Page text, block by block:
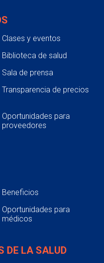
Clases y eventos
Biblioteca de salud
Sala de prensa
Transparencia de precios
Oportunidades para
proveedores
Beneficios
Oportunidades para
médicos
DE LA SALUD